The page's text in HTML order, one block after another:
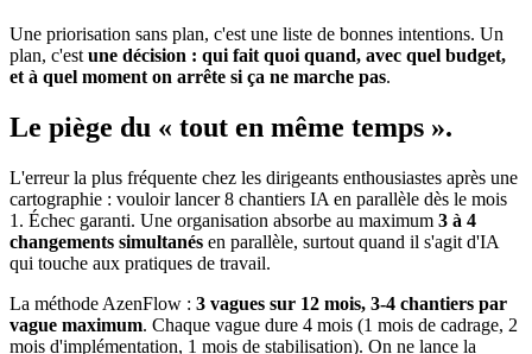
Une priorisation sans plan, c'est une liste de bonnes intentions. Un
plan, c'est une décision : qui fait quoi quand, avec quel budget,
et à quel moment on arrête si ça ne marche pas.
Le piège du « tout en même temps ».
L'erreur la plus fréquente chez les dirigeants enthousiastes après une
cartographie : vouloir lancer 8 chantiers IA en parallèle dès le mois
1. Échec garanti. Une organisation absorbe au maximum 3 à 4
changements simultanés en parallèle, surtout quand il s'agit d'IA
qui touche aux pratiques de travail.
La méthode AzenFlow : 3 vagues sur 12 mois, 3-4 chantiers par
vague maximum. Chaque vague dure 4 mois (1 mois de cadrage, 2
mois d'implémentation, 1 mois de stabilisation). On ne lance la